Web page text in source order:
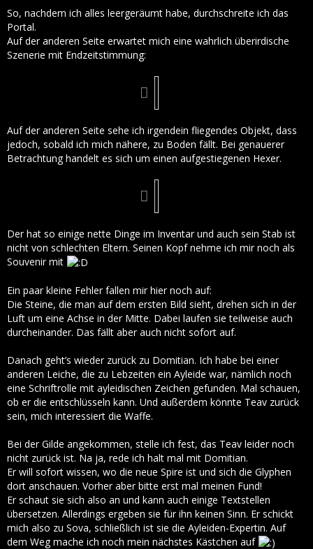
So, nachdem ich alles leergeräumt habe, durchschreite ich das
Portal.
Auf der anderen Seite erwartet mich eine wahrlich überirdische
Szenerie mit Endzeitstimmung:
Auf der anderen Seite sehe ich irgendein fliegendes Objekt, dass
jedoch, sobald ich mich nähere, zu Boden fällt. Bei genauerer
Betrachtung handelt es sich um einen aufgestiegenen Hexer.
Der hat so einige nette Dinge im Inventar und auch sein Stab ist
nicht von schlechten Eltern. Seinen Kopf nehme ich mir noch als
Souvenir mit
Ein paar kleine Fehler fallen mir hier noch auf:
Die Steine, die man auf dem ersten Bild sieht, drehen sich in der
Luft um eine Achse in der Mitte. Dabei laufen sie teilweise auch
durcheinander. Das fällt aber auch nicht sofort auf.
Danach geht’s wieder zurück zu Domitian. Ich habe bei einer
anderen Leiche, die zu Lebzeiten ein Ayleide war, nämlich noch
eine Schriftrolle mit ayleidischen Zeichen gefunden. Mal schauen,
ob er die entschlüsseln kann. Und außerdem könnte Teav zurück
sein, mich interessiert die Waffe.
Bei der Gilde angekommen, stelle ich fest, das Teav leider noch
nicht zurück ist. Na ja, rede ich halt mal mit Domitian.
Er will sofort wissen, wo die neue Spire ist und sich die Glyphen
dort anschauen. Vorher aber bitte erst mal meinen Fund!
Er schaut sie sich also an und kann auch einige Textstellen
übersetzen. Allerdings ergeben sie für ihn keinen Sinn. Er schickt
mich also zu Sova, schließlich ist sie die Ayleiden-Expertin. Auf
dem Weg mache ich noch mein nächstes Kästchen auf